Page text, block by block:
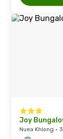
Joy
Nuea Khlong ·